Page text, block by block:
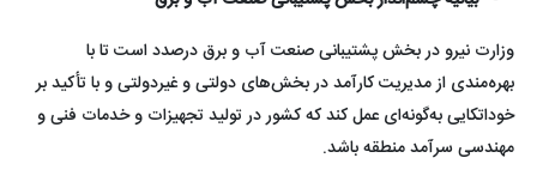
وزارت نیرو در بخش پشتیبانی صنعت آب و برق درصدد است تا با
بهره‌مندی از مدیریت کارآمد در بخش‌های دولتی و غیردولتی و با تأکید بر
خوداتکایی به‌گونه‌ای عمل کند که کشور در تولید تجهیزات و خدمات فنی و
مهندسی سرآمد منطقه باشد.